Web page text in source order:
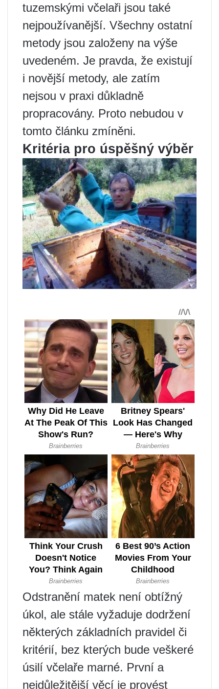
tuzemskými včelaři jsou také
nejpoužívanější. Všechny ostatní
metody jsou založeny na výše
uvedeném. Je pravda, že existují
i ​​novější metody, ale zatím
nejsou v praxi důkladně
propracovány. Proto nebudou v
tomto článku zmíněni.
Kritéria pro úspěšný výběr
Odstranění matek není obtížný
úkol, ale stále vyžaduje dodržení
některých základních pravidel či
kritérií, bez kterých bude veškeré
úsilí včelaře marné. První a
nejdůležitější věcí je provést